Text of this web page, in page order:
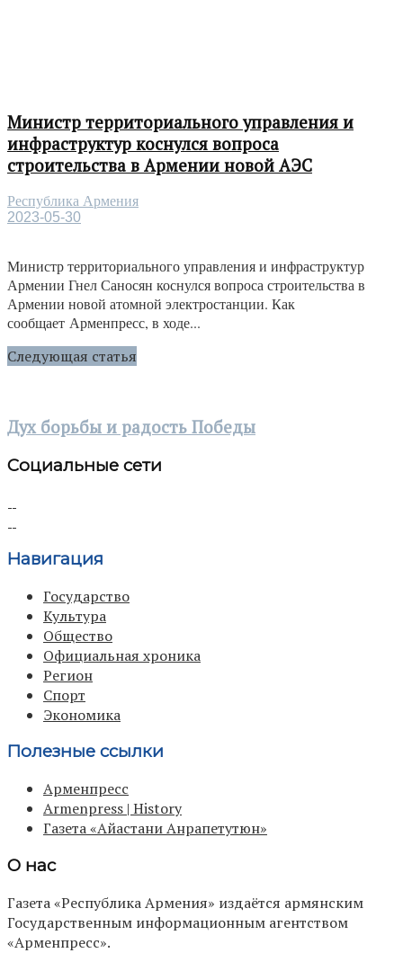
Министр территориального управления и
инфраструктур коснулся вопроса
строительства в Армении новой АЭС
Республика Армения
2023-05-30
Министр территориального управления и инфраструктур
Армении Гнел Саносян коснулся вопроса строительства в
Армении новой атомной электростанции. Как
сообщает Арменпресс, в ходе...
Следующая статья
Дух борьбы и радость Победы
Социальные сети
Навигация
Государство
Культура
Общество
Официальная хроника
Регион
Спорт
Экономика
Полезные ссылки
Арменпресс
Armenpress | History
Газета «Айастани Анрапетутюн»
О нас
Газета «Республика Армения» издаётся армянским
Государственным информационным агентством
«Арменпресс».